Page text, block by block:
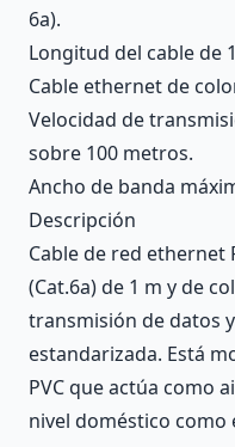
6a).
Longitud del cable de
Cable ethernet de
Velocidad de
sobre 100 metros.
Ancho de banda
Descripción
Cable de red ethernet
(Cat.6a) de 1 m y de
transmisión de datos
estandarizada. Está
PVC que actúa como
nivel doméstico